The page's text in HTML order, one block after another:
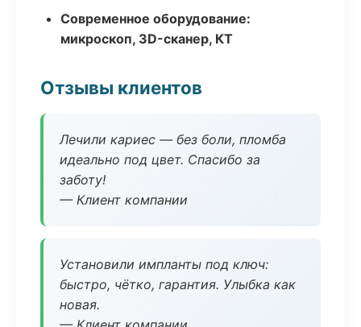
Современное оборудование:
микроскоп, 3D-сканер, КТ
Отзывы клиентов
Лечили кариес — без боли, пломба
идеально под цвет. Спасибо за
заботу!
— Клиент компании
Установили импланты под ключ:
быстро, чётко, гарантия. Улыбка как
новая.